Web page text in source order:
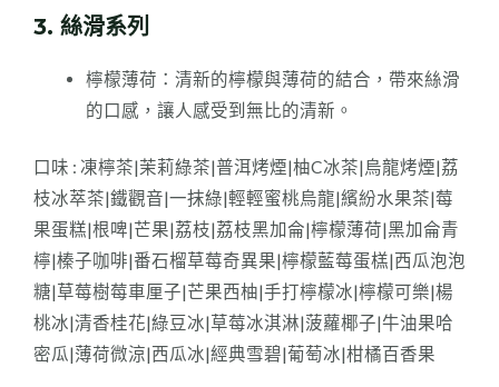
3. 絲滑系列
檸檬薄荷：清新的檸檬與薄荷的結合，帶來絲滑
的口感，讓人感受到無比的清新。
口味 : 凍檸茶|茉莉綠茶|普洱烤煙|柚C冰茶|烏龍烤煙|荔
枝冰萃茶|鐵觀音|一抹綠|輕輕蜜桃烏龍|繽紛水果茶|莓
果蛋糕|根啤|芒果|荔枝|荔枝黑加侖|檸檬薄荷|黑加侖青
檸|榛子咖啡|番石榴草莓奇異果|檸檬藍莓蛋榚|西瓜泡泡
糖|草莓樹莓車厘子|芒果西柚|手打檸檬冰|檸檬可樂|楊
桃冰|清香桂花|綠豆冰|草莓冰淇淋|菠蘿椰子|牛油果哈
密瓜|薄荷微涼|西瓜冰|經典雪碧|葡萄冰|柑橘百香果